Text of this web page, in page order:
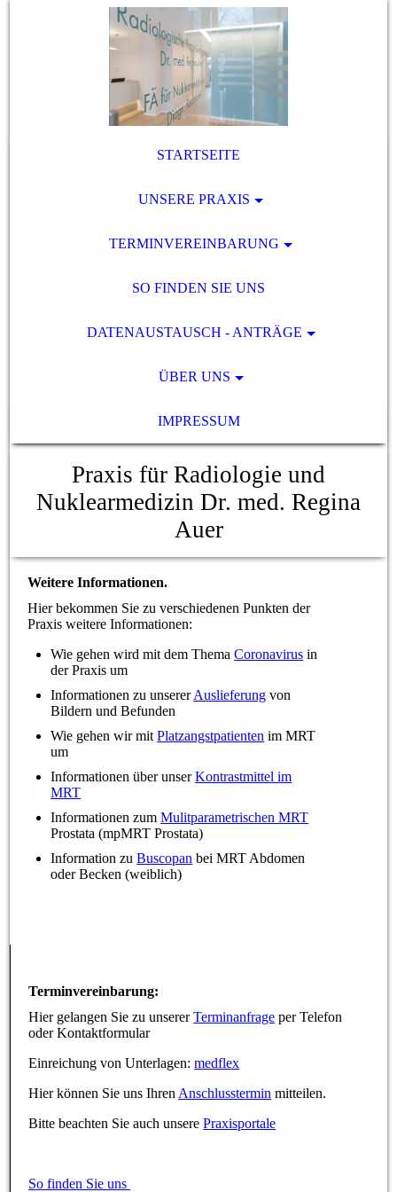
STARTSEITE
UNSERE PRAXIS
TERMINVEREINBARUNG
SO FINDEN SIE UNS
DATENAUSTAUSCH - ANTRÄGE
ÜBER UNS
IMPRESSUM
Praxis für Radiologie und
Nuklearmedizin Dr. med. Regina
Auer
Weitere Informationen.
Hier bekommen Sie zu verschiedenen Punkten der
Praxis weitere Informationen:
Wie gehen wird mit dem ThemaCoronavirus in
der Praxis um
Informationen zu unsererAuslieferung von
Bildern und Befunden
Wie gehen wir mitPlatzangstpatienten im MRT
um
Informationen über unserKontrastmittel im
MRT
Informationen zumMulitparametrischen MRT
Prostata (mpMRT Prostata)
Information zuBuscopan bei MRT Abdomen
oder Becken (weiblich)
Terminvereinbarung:
Hier gelangen Sie zu unsererTerminanfrage per Telefon
oder Kontaktformular
Einreichung von Unterlagen:medflex
Hier können Sie uns Ihren Anschlusstermin mitteilen.
Bitte beachten Sie auch unserePraxisportale
So finden Sie uns